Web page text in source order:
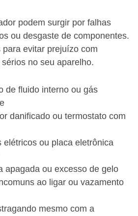
podem surgir por falhas
ou desgaste de componentes.
evitar prejuízo com
no seu aparelho.
de fluido interno ou gás
danificado ou termostato com
elétricos ou placa eletrônica
apagada ou excesso de gelo
ao ligar ou vazamento
mesmo com a